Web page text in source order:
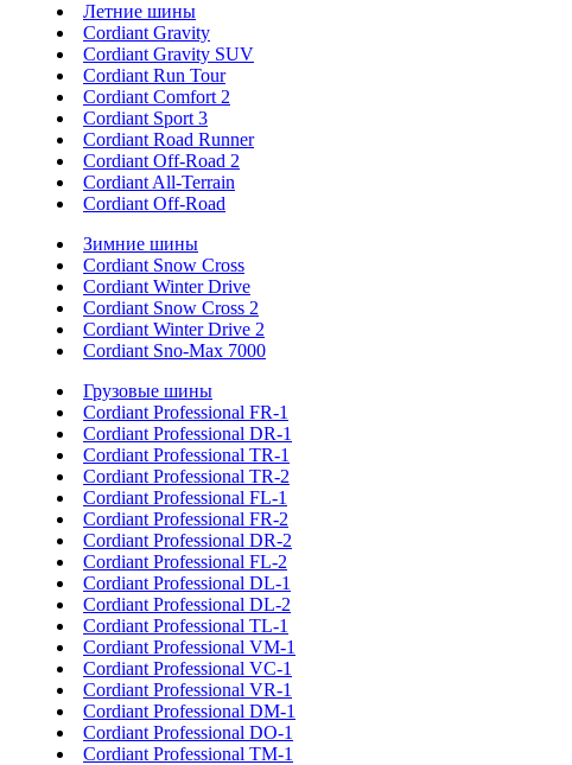
Летние шины
Cordiant Gravity
Cordiant Gravity SUV
Cordiant Run Tour
Cordiant Comfort 2
Cordiant Sport 3
Cordiant Road Runner
Cordiant Off-Road 2
Cordiant All-Terrain
Cordiant Off-Road
Зимние шины
Cordiant Snow Cross
Cordiant Winter Drive
Cordiant Snow Cross 2
Cordiant Winter Drive 2
Cordiant Sno-Max 7000
Грузовые шины
Cordiant Professional FR-1
Cordiant Professional DR-1
Cordiant Professional TR-1
Cordiant Professional TR-2
Cordiant Professional FL-1
Cordiant Professional FR-2
Cordiant Professional DR-2
Cordiant Professional FL-2
Cordiant Professional DL-1
Cordiant Professional DL-2
Cordiant Professional TL-1
Cordiant Professional VM-1
Cordiant Professional VC-1
Cordiant Professional VR-1
Cordiant Professional DM-1
Cordiant Professional DO-1
Cordiant Professional TM-1